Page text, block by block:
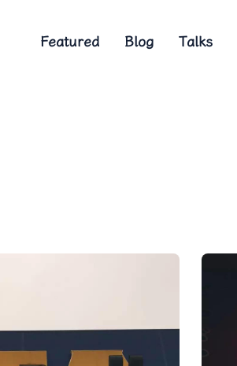
Featured Blog Talks